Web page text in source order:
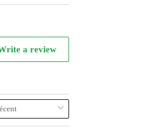
a review